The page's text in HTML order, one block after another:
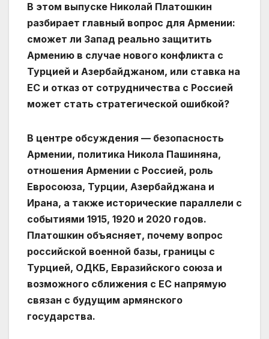
В этом выпуске Николай Платошкин
разбирает главный вопрос для Армении:
сможет ли Запад реально защитить
Армению в случае нового конфликта с
Турцией и Азербайджаном, или ставка на
ЕС и отказ от сотрудничества с Россией
может стать стратегической ошибкой?
В центре обсуждения — безопасность
Армении, политика Никола Пашиняна,
отношения Армении с Россией, роль
Евросоюза, Турции, Азербайджана и
Ирана, а также исторические параллели с
событиями 1915, 1920 и 2020 годов.
Платошкин объясняет, почему вопрос
российской военной базы, границы с
Турцией, ОДКБ, Евразийского союза и
возможного сближения с ЕС напрямую
связан с будущим армянского
государства.